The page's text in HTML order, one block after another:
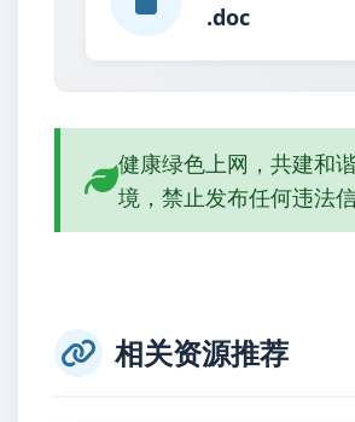
.doc
健康绿色上网，共建和
境，禁止发布任何违法
相关资源推荐